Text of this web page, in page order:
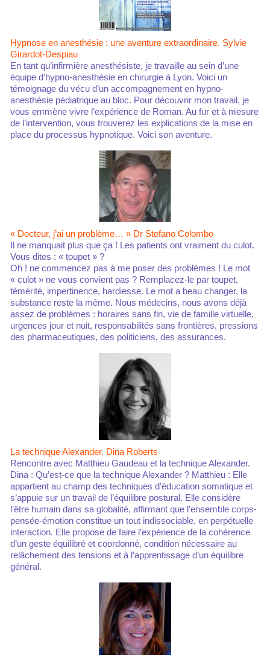
Hypnose en anesthésie : une aventure extraordinaire. Sylvie
Girardot-Despiau
En tant qu’infirmière anesthésiste, je travaille au sein d’une
équipe d’hypno-anesthésie en chirurgie à Lyon. Voici un
témoignage du vécu d’un accompagnement en hypno-
anesthésie pédiatrique au bloc. Pour découvrir mon travail, je
vous emmène vivre l’expérience de Roman. Au fur et à mesure
de l’intervention, vous trouverez les explications de la mise en
place du processus hypnotique. Voici son aventure.
« Docteur, j’ai un problème… » Dr Stefano Colombo
Il ne manquait plus que ça ! Les patients ont vraiment du culot.
Vous dites : « toupet » ?
Oh ! ne commencez pas à me poser des problèmes ! Le mot
« culot » ne vous convient pas ? Remplacez-le par toupet,
témérité, impertinence, hardiesse. Le mot a beau changer, la
substance reste la même. Nous médecins, nous avons déjà
assez de problèmes : horaires sans fin, vie de famille virtuelle,
urgences jour et nuit, responsabilités sans frontières, pressions
des pharmaceutiques, des politiciens, des assurances.
La technique Alexander. Dina Roberts
Rencontre avec Matthieu Gaudeau et la technique Alexander.
Dina : Qu’est-ce que la technique Alexander ? Matthieu : Elle
appartient au champ des techniques d’éducation somatique et
s’appuie sur un travail de l’équilibre postural. Elle considère
l’être humain dans sa globalité, affirmant que l’ensemble corps-
pensée-émotion constitue un tout indissociable, en perpétuelle
interaction. Elle propose de faire l’expérience de la cohérence
d’un geste équilibré et coordonné, condition nécessaire au
relâchement des tensions et à l’apprentissage d’un équilibre
général.